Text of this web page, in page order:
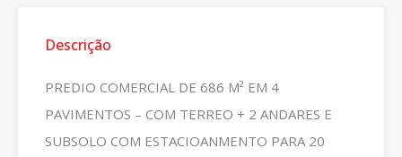
Descrição
PREDIO COMERCIAL DE 686 M² EM 4
PAVIMENTOS – COM TERREO + 2 ANDARES E
SUBSOLO COM ESTACIOANMENTO PARA 20